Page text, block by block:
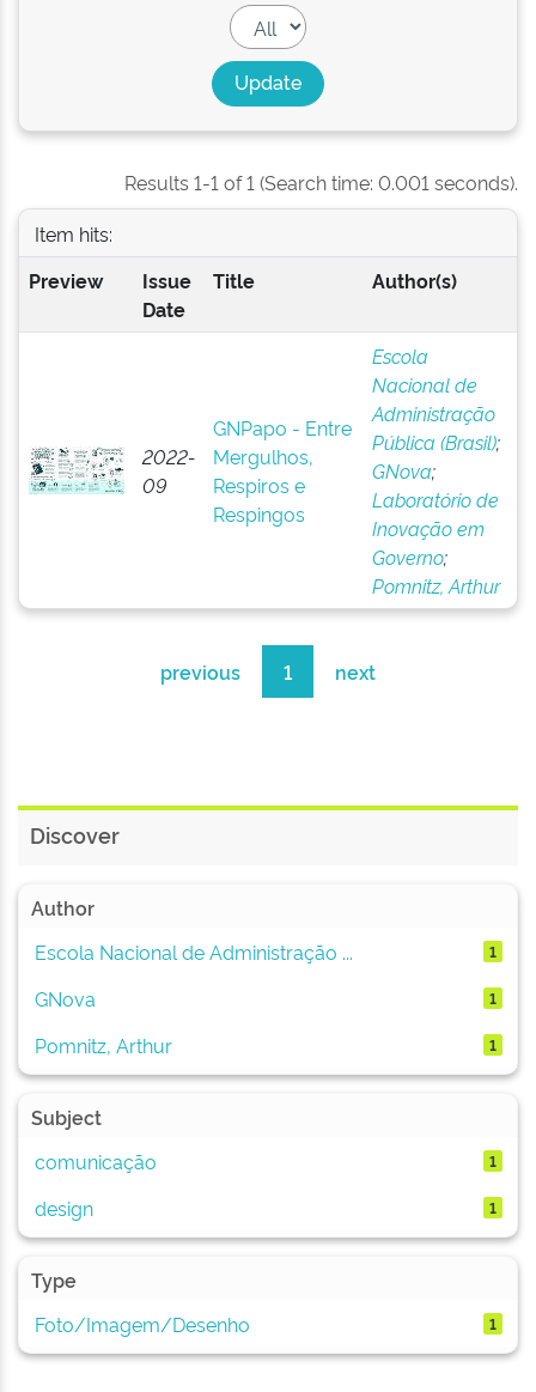
Results 1-1 of 1 (Search time: 0.001 seconds).
Item hits:
Preview
Issue
Date
Title Author(s)
2022-
09
GNPapo - Entre
Mergulhos,
Respiros e
Respingos
Escola
Nacional de
Administração
Pública (Brasil);
GNova;
Laboratório de
Inovação em
Governo;
Pomnitz, Arthur
previous 1 next
Discover
Author
Escola Nacional de Administração ...
1
GNova 1
Pomnitz, Arthur 1
Subject
comunicação
1
design 1
Type
Foto/Imagem/Desenho
1